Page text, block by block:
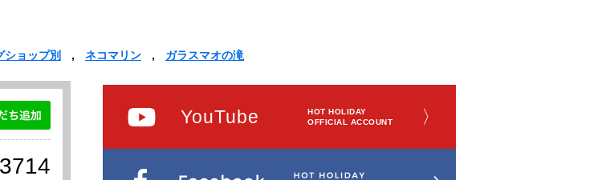
ショップ別 ネコマリン ガラスマオの滝
YouTube
HOT HOLIDAY
OFFICIAL ACCOUNT
〉